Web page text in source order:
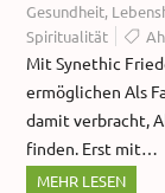
Gesundheit,
Spiritualität
Mit Synethic
ermöglichen Als
damit verbracht,
finden. Erst mit…
MEHR LESEN